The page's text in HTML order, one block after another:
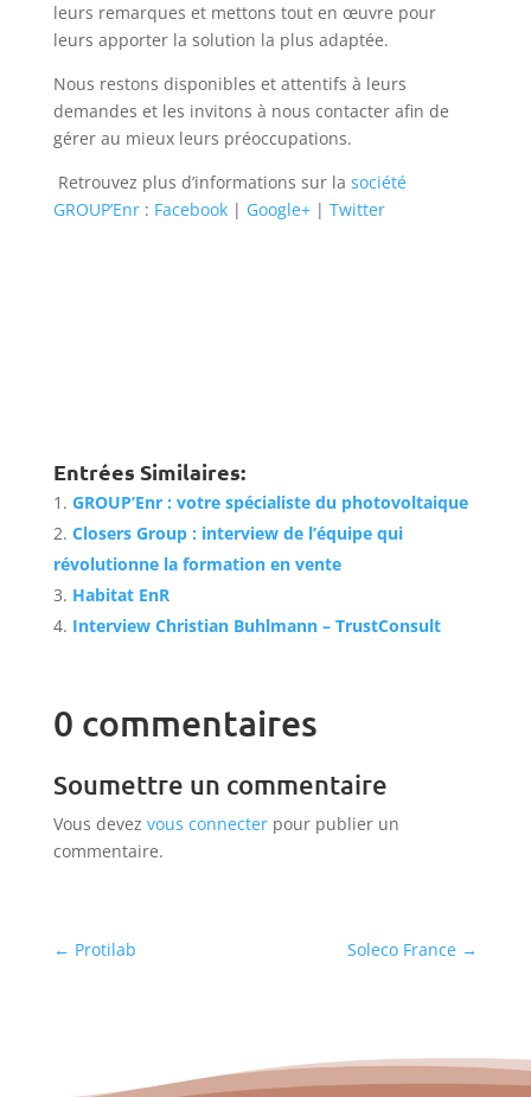
leurs remarques et mettons tout en œuvre pour
leurs apporter la solution la plus adaptée.
Nous restons disponibles et attentifs à leurs
demandes et les invitons à nous contacter afin de
gérer au mieux leurs préoccupations.
Retrouvez plus d’informations sur la société
GROUP’Enr: Facebook| Google+| Twitter
Entrées Similaires:
GROUP’Enr : votre spécialiste du photovoltaique
Closers Group : interview de l’équipe qui
révolutionne la formation en vente
Habitat EnR
Interview Christian Buhlmann – TrustConsult
0 commentaires
Soumettre un commentaire
Vous devez vous connecterpour publier un
commentaire.
← Protilab Soleco France →